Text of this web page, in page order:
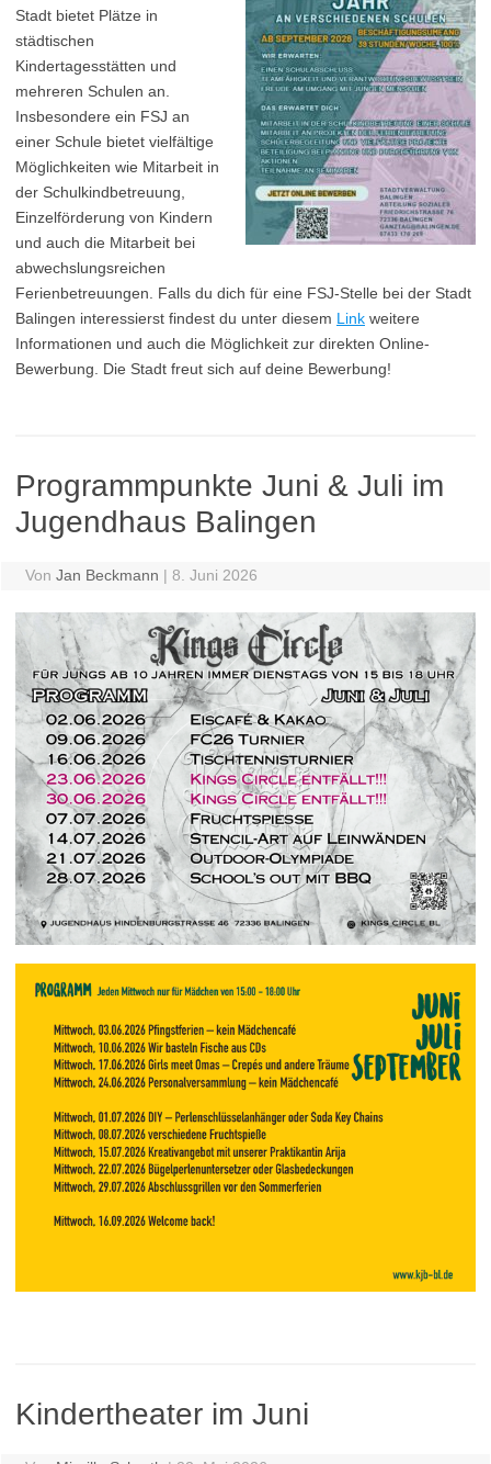
Stadt bietet Plätze in
städtischen
Kindertagesstätten und
mehreren Schulen an.
Insbesondere ein FSJ an
einer Schule bietet vielfältige
Möglichkeiten wie Mitarbeit in
der Schulkindbetreuung,
Einzelförderung von Kindern
und auch die Mitarbeit bei
abwechslungsreichen
Ferienbetreuungen. Falls du dich für eine FSJ-Stelle bei der Stadt
Balingen interessierst findest du unter diesem Link weitere
Informationen und auch die Möglichkeit zur direkten Online-
Bewerbung. Die Stadt freut sich auf deine Bewerbung!
Programmpunkte Juni & Juli im
Jugendhaus Balingen
Von Jan Beckmann | 8. Juni 2026
Kindertheater im Juni